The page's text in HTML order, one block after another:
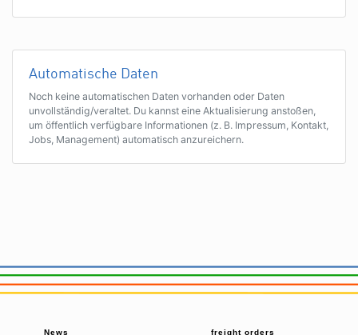
Automatische Daten
Noch keine automatischen Daten vorhanden oder Daten
unvollständig/veraltet. Du kannst eine Aktualisierung anstoßen,
um öffentlich verfügbare Informationen (z. B. Impressum, Kontakt,
Jobs, Management) automatisch anzureichern.
News freight orders